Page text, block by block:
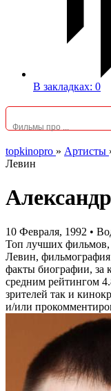
В закладках: 0
topkinopro » Артисты
Левин
10 Февраля, 1992 •
Топ лучших фильмов,
Левин, фильмография
факты биографии, за
средним рейтингом
зрителей так и
и/или